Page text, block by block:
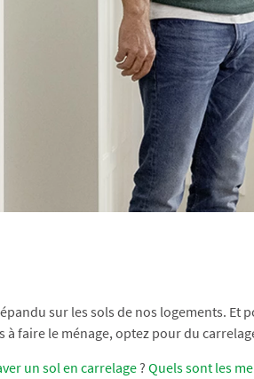
sur les sols de nos logements.
à faire le ménage, optez pour du
un sol en carrelage ? Quels sont les